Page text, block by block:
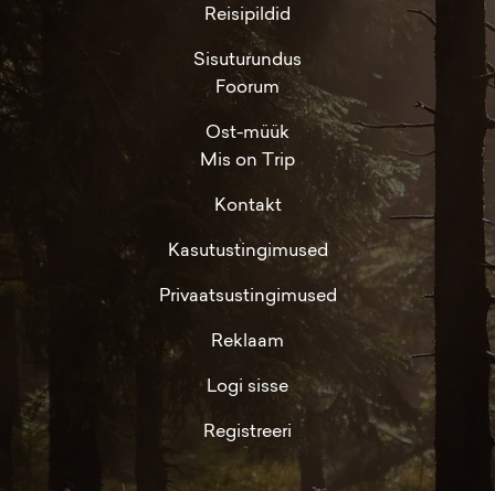
Reisipildid
Sisuturundus
Foorum
Ost-müük
Mis on Trip
Kontakt
Kasutustingimused
Privaatsustingimused
Reklaam
Logi sisse
Registreeri